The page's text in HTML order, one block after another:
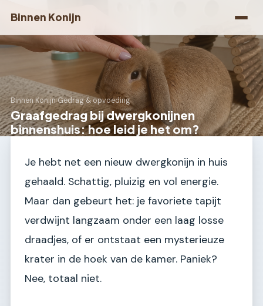
Binnen Konijn
Binnen Konijn›Gedrag & opvoeding
Graafgedrag bij dwergkonijnen
binnenshuis: hoe leid je het om?
Je hebt net een nieuw dwergkonijn in huis
gehaald. Schattig, pluizig en vol energie.
Maar dan gebeurt het: je favoriete tapijt
verdwijnt langzaam onder een laag losse
draadjes, of er ontstaat een mysterieuze
krater in de hoek van de kamer. Paniek?
Nee, totaal niet.